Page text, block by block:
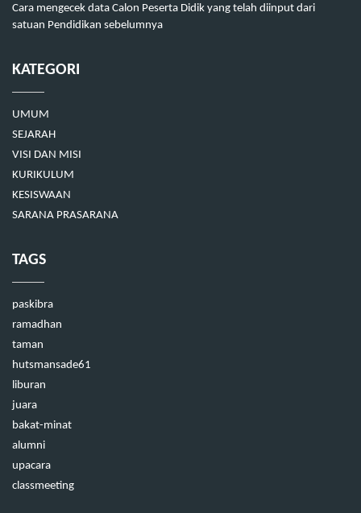
Cara mengecek data Calon Peserta Didik yang telah diinput dari
satuan Pendidikan sebelumnya
KATEGORI
UMUM
SEJARAH
VISI DAN MISI
KURIKULUM
KESISWAAN
SARANA PRASARANA
TAGS
paskibra
ramadhan
taman
hutsmansade61
liburan
juara
bakat-minat
alumni
upacara
classmeeting